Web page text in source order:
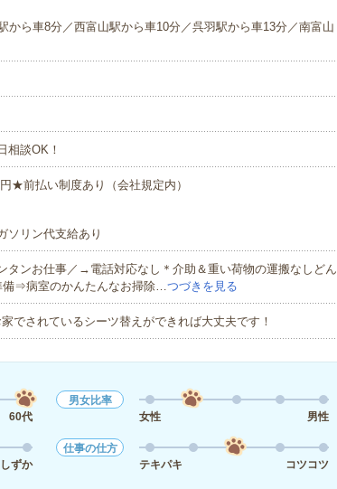
から車8分／西富山駅から車10分／呉羽駅から車13分／南富山
相談OK！
前払い制度あり（会社規定内）
リン代支給あり
タンお仕事／→電話対応なし＊介助＆重い荷物の運搬なしどん
⇒病室のかんたんなお掃除…つづきを見る
でされているシーツ替えができれば大丈夫です！
60代
男女比率
女性
男性
しずか
仕事の仕方
テキパキ
コツコツ